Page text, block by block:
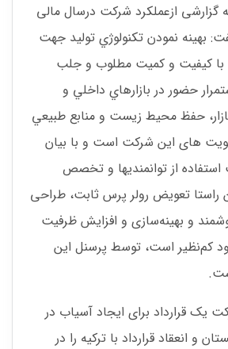
گزارشی ازعملکرد شرکت درسال مالی
بهينه نمودن تكنولوژي توليد جهت
كيفيت و كميت مطلوب و جلب
حضور در بازارهاي داخلي و
حفظ محيط‏ زيست و منابع طبيعي
های این شرکت است و با بیان
از توانمندیها و تخصص
راستا تعویض رولر پرس ثابت، طراحی
و بهینه‌سازی و افزایش ظرفیت
کم‌نظیر است، توسط پرسنل این
یک قرارداد برای ایجاد آسیاب در
و انعقاد قرارداد با ترکیه را در